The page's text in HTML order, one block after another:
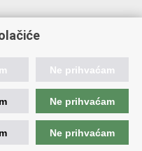
Ne prihvaćam
Ne prihvaćam
Ne prihvaćam